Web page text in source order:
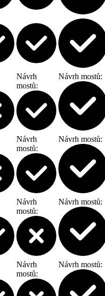
Návrh
mostů:
Návrh mostů:
Návrh
mostů:
Návrh mostů:
Návrh
mostů:
Návrh mostů:
Návrh
mostů:
Návrh mostů: